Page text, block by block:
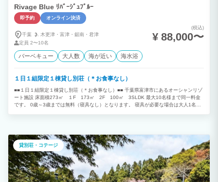
Rivage Blue ﾘﾊﾞｰｼﾞｭﾌﾞﾙｰ
即予約 オンライン決済
千葉 木更津・ 富津・ 鋸南・ 君津
定員 2〜10名
(税込)
¥ 88,000〜
バーベキュー 大人数 海が近い 海水浴
１日１組限定１棟貸し別荘（＊お食事なし）
■■１日１組限定１棟貸し別荘（＊お食事なし）■■ 千葉県富津市にあるオーシャンリゾ
ート施設 床面積273㎡ １F 173㎡ 2F 100㎡ 3SLDK 最大10名様まで同一料金
です。 0歳～3歳までは無料（寝具なし）となります。 寝具が必要な場合は大人1名と
日 夜は満天の星空と波音 四季折々の色を放つ内房の景色は絶景です。 都心から少し離
れたこの場所で非日常な時間を過ごしていただける空間をご用意させていただきまし
た。 １F 36帖のリビングダイニングキッチンのワンフロア構成でそのままオープンテ
ラスへ。こちらでBBQを楽しんでいただけます。 ２F 寝室3部屋をご用意させていただ
きました。お風呂からは三浦半島、富士山を眺望できます。 ■■オプションのご案内■■
＊現地決済（現金、クレジットカード可）ご希望のお客様は施設までご連絡下さい。
【BBQグリルレンタル】1台3,300円（税込）/1日 【BBQ用夕食食材セット】4,400円
貸別荘・コテージ